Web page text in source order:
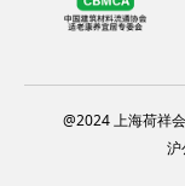
@2024 上海荷祥
沪